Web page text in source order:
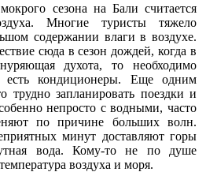
сезона на Бали считается
Многие туристы тяжело
содержании влаги в воздухе.
сюда в сезон дождей, когда в
духота, то необходимо
есть кондиционеры. Еще одним
трудно запланировать поездки и
непросто с водными, часто
по причине больших волн.
минут доставляют горы
вода. Кому-то не по душе
воздуха и моря.